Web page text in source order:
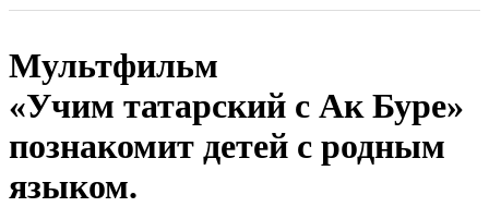
Мультфильм
«Учим татарский с Ак Буре»
познакомит детей с родным
языком.